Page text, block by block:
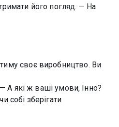
його погляд. — На
своє виробництво. Ви
А які ж ваші умови, Інно?
собі зберігати